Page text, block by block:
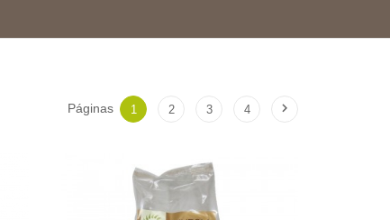
Páginas 1 2 3 4 